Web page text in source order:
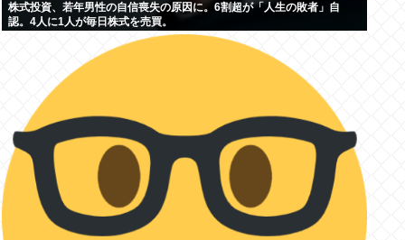
株式投資、若年男性の自信喪失の原因に。6割超が「人生の敗者」自
認。4人に1人が毎日株式を売買。